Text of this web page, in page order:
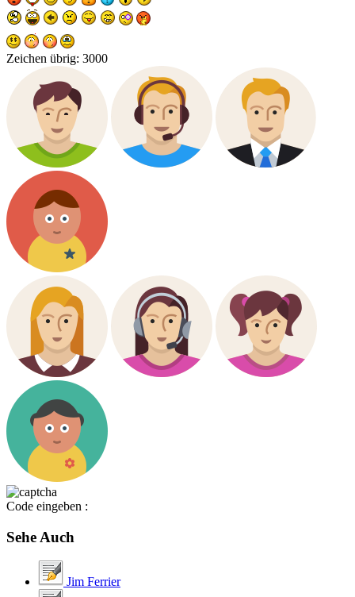
Zeichen übrig: 3000
Code eingeben :
Sehe Auch
Jim Ferrier